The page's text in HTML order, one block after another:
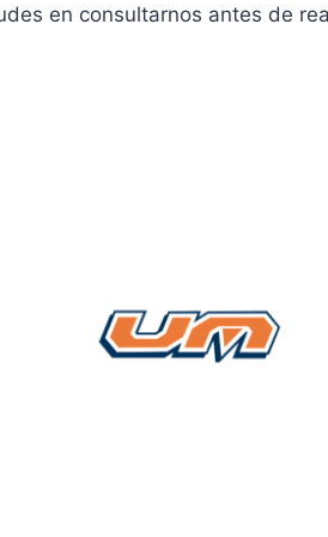
en consultarnos antes de